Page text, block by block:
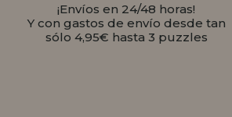
¡Envíos en 24/48 horas!
Y con gastos de envío desde tan
sólo 4,95€ hasta 3 puzzles